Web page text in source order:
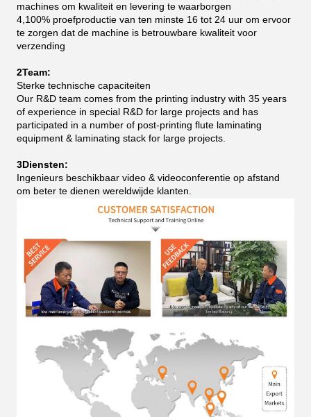
machines om kwaliteit en levering te waarborgen
4,100% proefproductie van ten minste 16 tot 24 uur om ervoor
te zorgen dat de machine is betrouwbare kwaliteit voor
verzending
2Team:
Sterke technische capaciteiten
Our R&D team comes from the printing industry with 35 years
of experience in special R&D for large projects and has
participated in a number of post-printing flute laminating
equipment & laminating stack for large projects.
3Diensten:
Ingenieurs beschikbaar video & videoconferentie op afstand
om beter te dienen wereldwijde klanten.